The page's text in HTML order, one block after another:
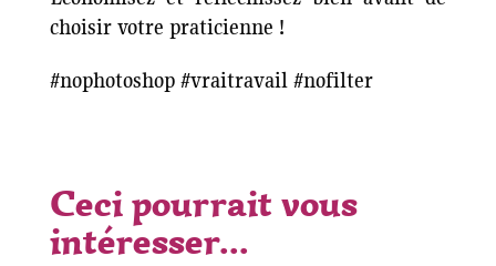
choisir votre praticienne !
#nophotoshop #vraitravail #nofilter
Ceci pourrait vous
intéresser...